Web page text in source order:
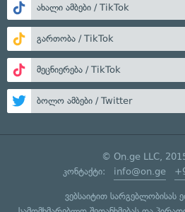
ახალი ამბები / TikTok
გართობა / TikTok
მეცნიერება / TikTok
ბოლო ამბები / Twitter
© On.ge LLC,
კონტაქტი: info@on.ge
ვებსაიტით სარგებლობისას